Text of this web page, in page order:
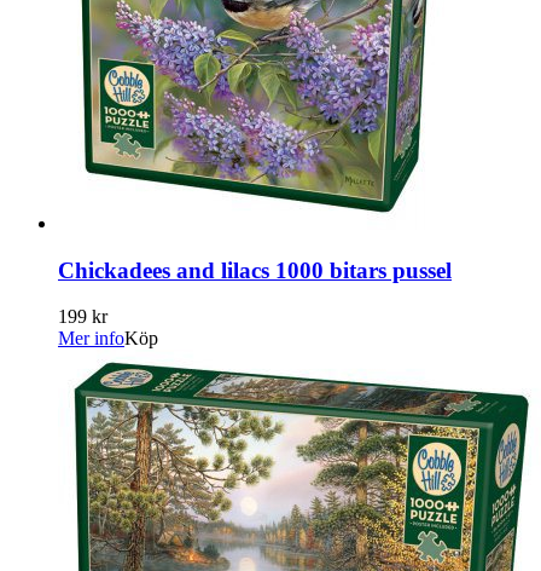
Chickadees and lilacs 1000 bitars pussel
199 kr
Mer infoKöp